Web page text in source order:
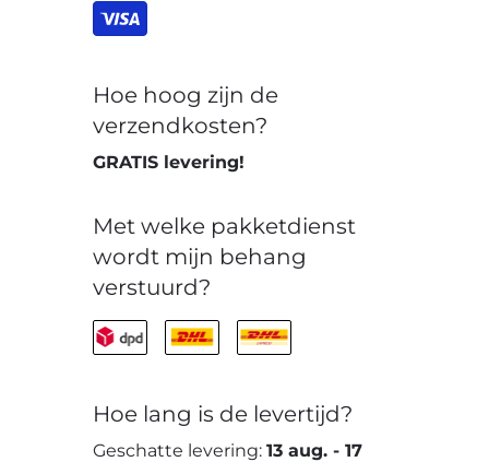
Hoe hoog zijn de
verzendkosten?
GRATIS levering!
Met welke pakketdienst
wordt mijn behang
verstuurd?
Hoe lang is de levertijd?
Geschatte levering:13 aug. -17